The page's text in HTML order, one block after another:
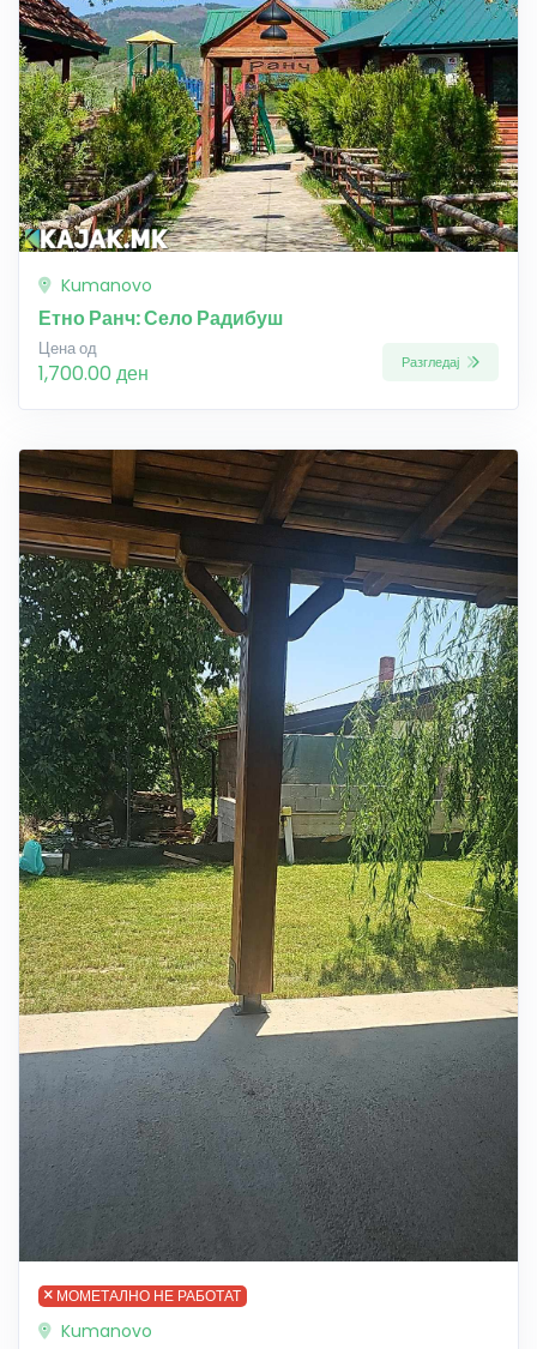
Kumanovo
Етно Ранч: Село Радибуш
Цена од
1,700.00 ден Разгледај
МОМЕТАЛНО НЕ РАБОТАТ
Kumanovo